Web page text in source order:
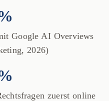
Google AI Overviews
2026)
zuerst online